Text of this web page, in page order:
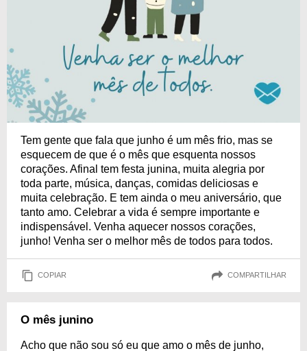
Tem gente que fala que junho é um mês frio, mas se
esquecem de que é o mês que esquenta nossos
corações. Afinal tem festa junina, muita alegria por
toda parte, música, danças, comidas deliciosas e
muita celebração. E tem ainda o meu aniversário, que
tanto amo. Celebrar a vida é sempre importante e
indispensável. Venha aquecer nossos corações,
junho! Venha ser o melhor mês de todos para todos.
COPIAR COMPARTILHAR
O mês junino
Acho que não sou só eu que amo o mês de junho,